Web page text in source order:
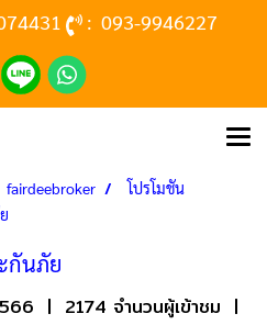
: 093-9946227
fairdeebroker
โปรโมชัน
กันภัย
| 2174 จำนวนผู้เข้าชม |